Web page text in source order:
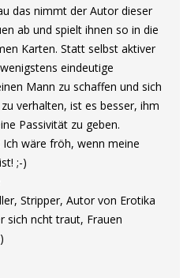
das nimmt der Autor dieser
ab und spielt ihnen so in die
Karten. Statt selbst aktiver
eindeutige
Mann zu schaffen und sich
verhalten, ist es besser, ihm
Passivität zu geben.
wäre fröh, wenn meine
;-)
Stripper, Autor von Erotika
sich ncht traut, Frauen